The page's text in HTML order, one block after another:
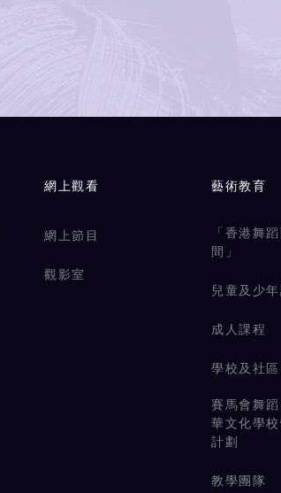
網上觀看
網上節目
觀影室
藝術教育
「香港舞
間」
兒童及少
成人課程
學校及社區
賽馬會舞
華文化學
計劃
教學團隊